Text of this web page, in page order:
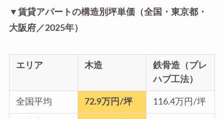
▼賃貸アパートの構造別坪単価（全国・東京都・
大阪府／2025年）
エリア 木造
鉄骨造（プレ
ハブ工法）
全国平均 72.9万円/坪 116.4万円/坪